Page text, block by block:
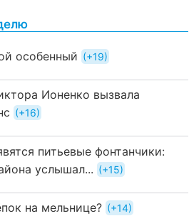
особенный +19
Ионенко вызвала
+16
питьевые фонтанчики:
услышал...
+15
на мельнице? +14